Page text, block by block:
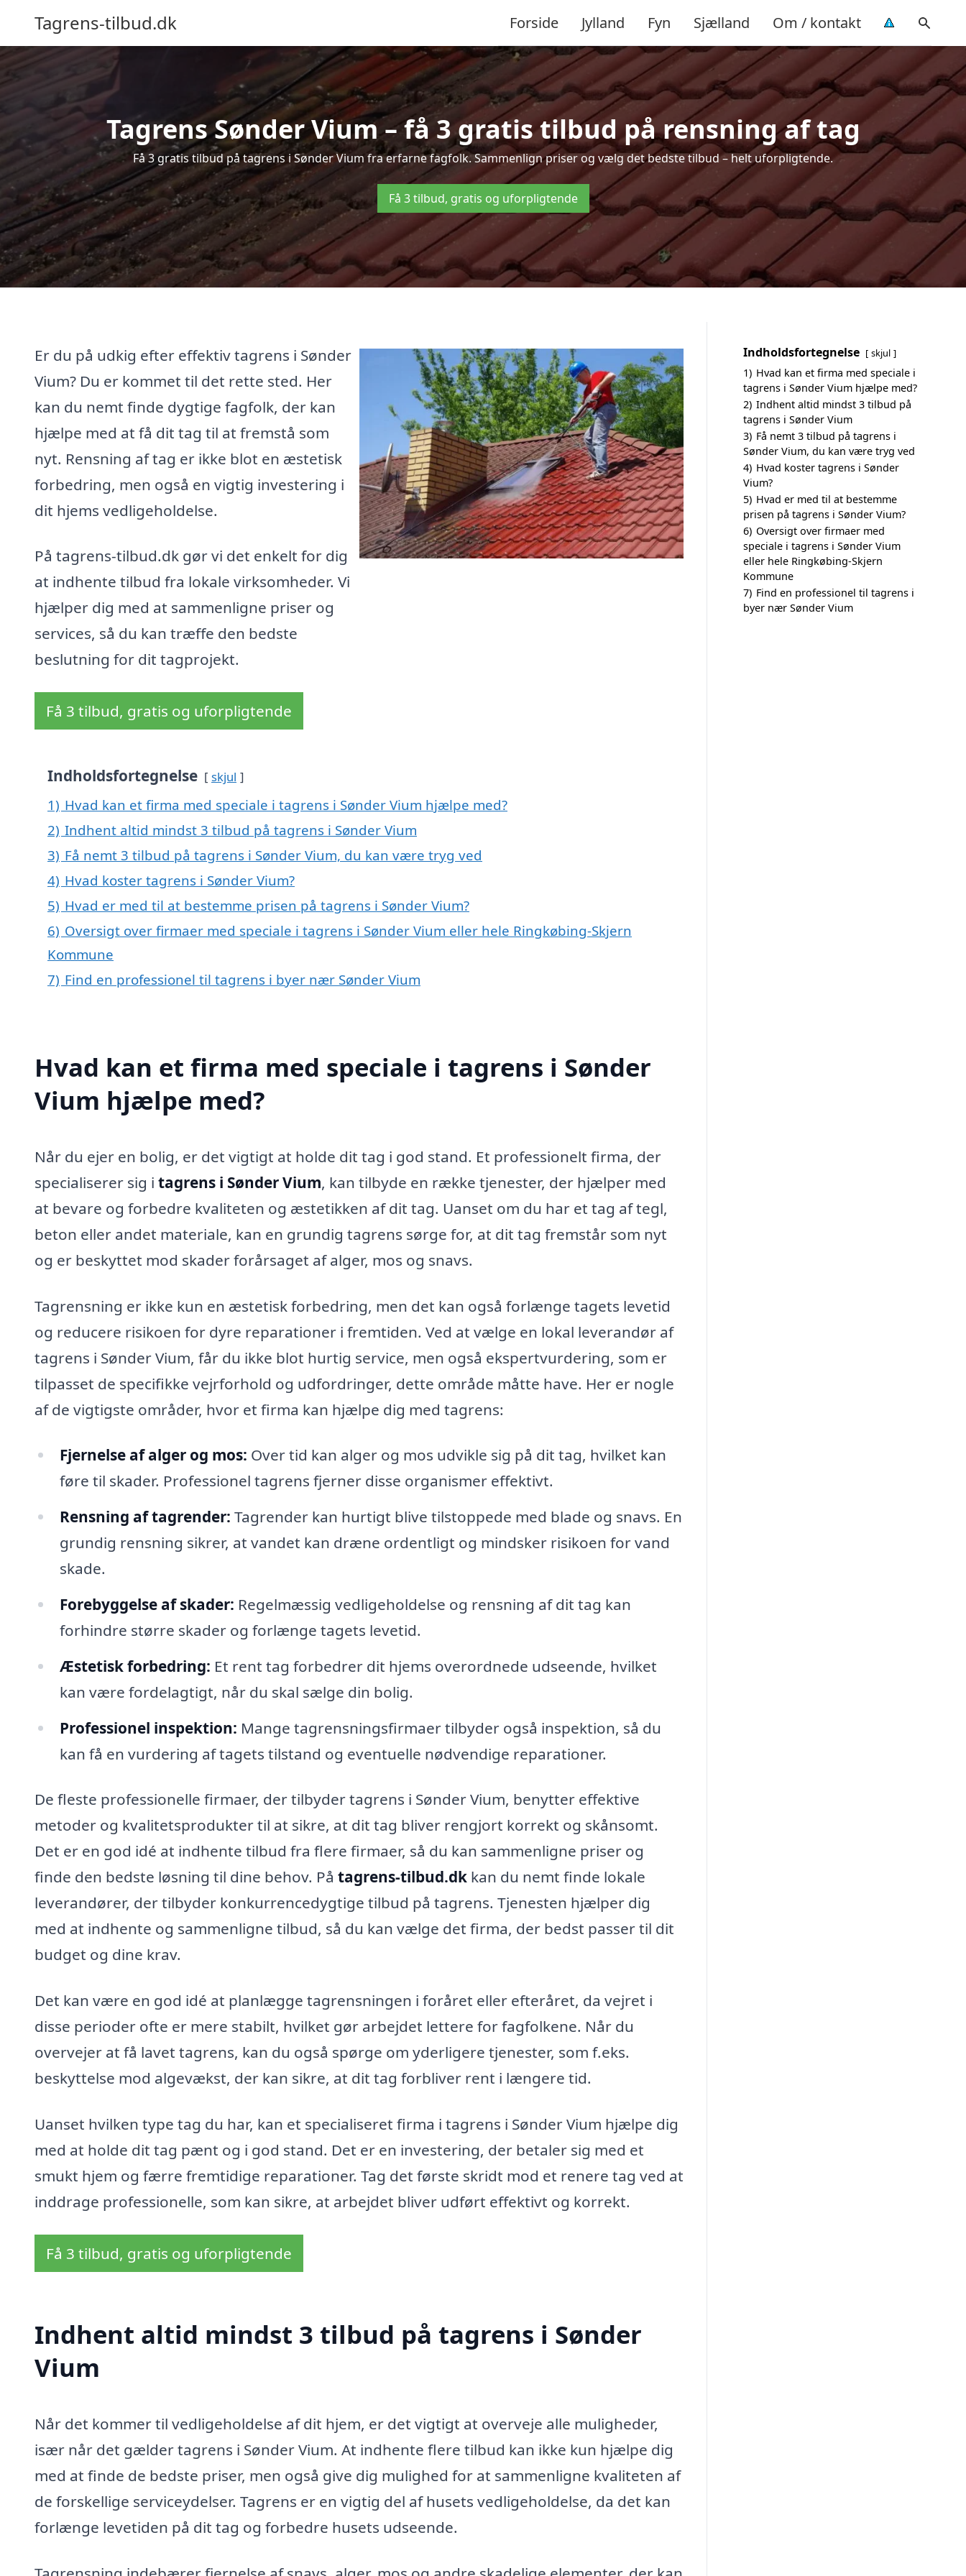
Tagrens-tilbud.dk Forside Jylland Fyn Sjælland Om / kontakt
Tagrens Sønder Vium – få 3 gratis tilbud på rensning af tag
Få 3 gratis tilbud på tagrens i Sønder Vium fra erfarne fagfolk. Sammenlign priser og vælg det bedste tilbud – helt uforpligtende.
Få 3 tilbud, gratis og uforpligtende
Er du på udkig efter effektiv tagrens i Sønder
Vium? Du er kommet til det rette sted. Her
kan du nemt finde dygtige fagfolk, der kan
hjælpe med at få dit tag til at fremstå som
nyt. Rensning af tag er ikke blot en æstetisk
forbedring, men også en vigtig investering i
dit hjems vedligeholdelse.
På tagrens-tilbud.dk gør vi det enkelt for dig
at indhente tilbud fra lokale virksomheder. Vi
hjælper dig med at sammenligne priser og
services, så du kan træffe den bedste
beslutning for dit tagprojekt.
Få 3 tilbud, gratis og uforpligtende
Indholdsfortegnelse skjul
1) Hvad kan et firma med speciale i tagrens i Sønder Vium hjælpe med?
2) Indhent altid mindst 3 tilbud på tagrens i Sønder Vium
3) Få nemt 3 tilbud på tagrens i Sønder Vium, du kan være tryg ved
4) Hvad koster tagrens i Sønder Vium?
5) Hvad er med til at bestemme prisen på tagrens i Sønder Vium?
6) Oversigt over firmaer med speciale i tagrens i Sønder Vium eller hele Ringkøbing-Skjern
Kommune
7) Find en professionel til tagrens i byer nær Sønder Vium
Hvad kan et firma med speciale i tagrens i Sønder
Vium hjælpe med?
Når du ejer en bolig, er det vigtigt at holde dit tag i god stand. Et professionelt firma, der
specialiserer sig i tagrens i Sønder Vium, kan tilbyde en række tjenester, der hjælper med
at bevare og forbedre kvaliteten og æstetikken af dit tag. Uanset om du har et tag af tegl,
beton eller andet materiale, kan en grundig tagrens sørge for, at dit tag fremstår som nyt
og er beskyttet mod skader forårsaget af alger, mos og snavs.
Tagrensning er ikke kun en æstetisk forbedring, men det kan også forlænge tagets levetid
og reducere risikoen for dyre reparationer i fremtiden. Ved at vælge en lokal leverandør af
tagrens i Sønder Vium, får du ikke blot hurtig service, men også ekspertvurdering, som er
tilpasset de specifikke vejrforhold og udfordringer, dette område måtte have. Her er nogle
af de vigtigste områder, hvor et firma kan hjælpe dig med tagrens:
Fjernelse af alger og mos: Over tid kan alger og mos udvikle sig på dit tag, hvilket kan
føre til skader. Professionel tagrens fjerner disse organismer effektivt.
Rensning af tagrender: Tagrender kan hurtigt blive tilstoppede med blade og snavs. En
grundig rensning sikrer, at vandet kan dræne ordentligt og mindsker risikoen for vand
skade.
Forebyggelse af skader: Regelmæssig vedligeholdelse og rensning af dit tag kan
forhindre større skader og forlænge tagets levetid.
Æstetisk forbedring: Et rent tag forbedrer dit hjems overordnede udseende, hvilket
kan være fordelagtigt, når du skal sælge din bolig.
Professionel inspektion: Mange tagrensningsfirmaer tilbyder også inspektion, så du
kan få en vurdering af tagets tilstand og eventuelle nødvendige reparationer.
De fleste professionelle firmaer, der tilbyder tagrens i Sønder Vium, benytter effektive
metoder og kvalitetsprodukter til at sikre, at dit tag bliver rengjort korrekt og skånsomt.
Det er en god idé at indhente tilbud fra flere firmaer, så du kan sammenligne priser og
finde den bedste løsning til dine behov. På tagrens-tilbud.dk kan du nemt finde lokale
leverandører, der tilbyder konkurrencedygtige tilbud på tagrens. Tjenesten hjælper dig
med at indhente og sammenligne tilbud, så du kan vælge det firma, der bedst passer til dit
budget og dine krav.
Det kan være en god idé at planlægge tagrensningen i foråret eller efteråret, da vejret i
disse perioder ofte er mere stabilt, hvilket gør arbejdet lettere for fagfolkene. Når du
overvejer at få lavet tagrens, kan du også spørge om yderligere tjenester, som f.eks.
beskyttelse mod algevækst, der kan sikre, at dit tag forbliver rent i længere tid.
Uanset hvilken type tag du har, kan et specialiseret firma i tagrens i Sønder Vium hjælpe dig
med at holde dit tag pænt og i god stand. Det er en investering, der betaler sig med et
smukt hjem og færre fremtidige reparationer. Tag det første skridt mod et renere tag ved at
inddrage professionelle, som kan sikre, at arbejdet bliver udført effektivt og korrekt.
Få 3 tilbud, gratis og uforpligtende
Indhent altid mindst 3 tilbud på tagrens i Sønder
Vium
Når det kommer til vedligeholdelse af dit hjem, er det vigtigt at overveje alle muligheder,
især når det gælder tagrens i Sønder Vium. At indhente flere tilbud kan ikke kun hjælpe dig
med at finde de bedste priser, men også give dig mulighed for at sammenligne kvaliteten af
de forskellige serviceydelser. Tagrens er en vigtig del af husets vedligeholdelse, da det kan
forlænge levetiden på dit tag og forbedre husets udseende.
Indholdsfortegnelse skjul
1) Hvad kan et firma med speciale i
tagrens i Sønder Vium hjælpe med?
2) Indhent altid mindst 3 tilbud på
tagrens i Sønder Vium
3) Få nemt 3 tilbud på tagrens i
Sønder Vium, du kan være tryg ved
4) Hvad koster tagrens i Sønder
Vium?
5) Hvad er med til at bestemme
prisen på tagrens i Sønder Vium?
6) Oversigt over firmaer med
speciale i tagrens i Sønder Vium
eller hele Ringkøbing-Skjern
Kommune
7) Find en professionel til tagrens i
byer nær Sønder Vium